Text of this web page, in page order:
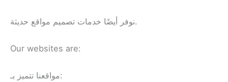
نوفر أيضًا خدمات تصميم مواقع حديثة.
Our websites are:
مواقعنا تتميز بـ: